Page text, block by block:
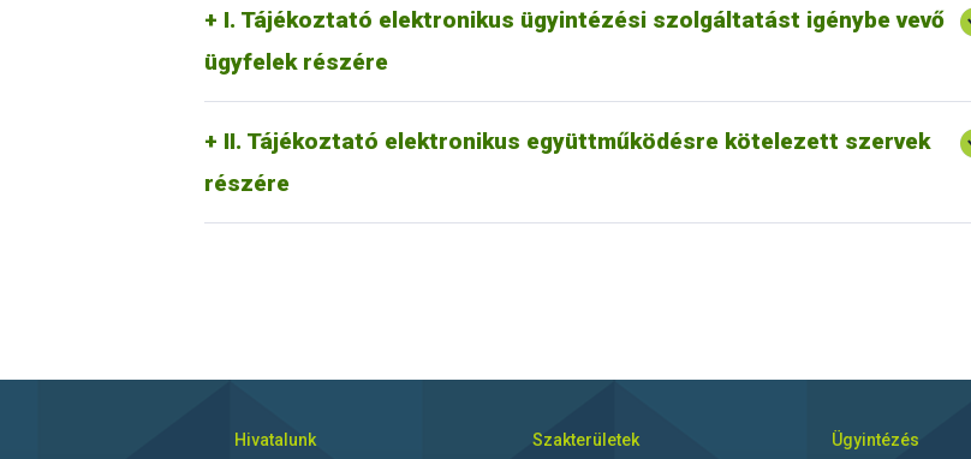
I. Tájékoztató elektronikus ügyintézési szolgáltatást igénybe vevő
ügyfelek részére
II. Tájékoztató elektronikus együttműködésre kötelezett szervek
részére
Hivatalunk Szakterületek Ügyintézés